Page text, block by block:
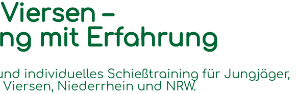
–
mit Erfahrung
individuelles Schießtraining für Jungjäger,
Niederrhein und NRW.